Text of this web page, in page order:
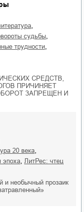
судьбы
трудности
СРЕДСТВ,
ПРИЧИНЯЕТ
ЗАПРЕЩЕН И
20 века
эпоха ЛитРес: чтец
и необычный прозаик